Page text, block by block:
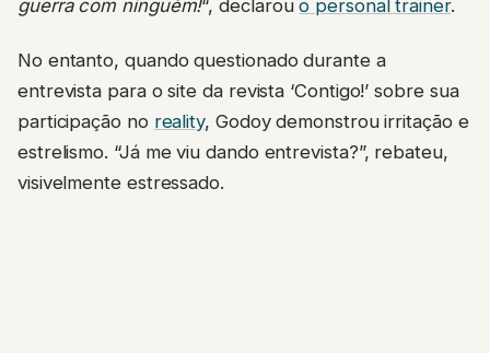
guerra com ninguém!“, declarouo personal trainer.
No entanto, quando questionado durante a
entrevista para o site da revista ‘Contigo!’ sobre sua
participação no reality, Godoy demonstrou irritação e
estrelismo. “Já me viu dando entrevista?”, rebateu,
visivelmente estressado.